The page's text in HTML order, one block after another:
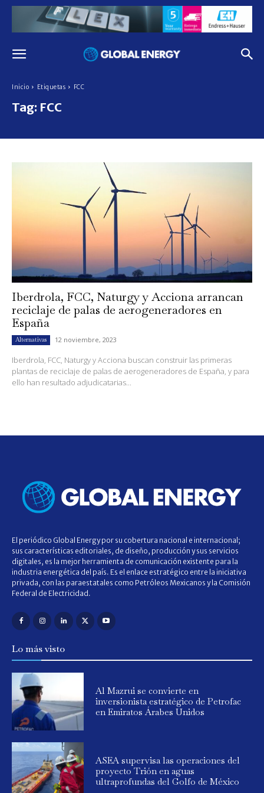
Inicio Etiquetas FCC
Tag: FCC
Iberdrola, FCC, Naturgy y Acciona arrancan
reciclaje de palas de aerogeneradores en
España
Alternativas 12 noviembre, 2023
Iberdrola, FCC, Naturgy y Acciona buscan construir las primeras
plantas de reciclaje de palas de aerogeneradores de España, y para
ello han resultado adjudicatarias...
El periódico Global Energy por su cobertura nacional e internacional;
sus características editoriales, de diseño, producción y sus servicios
digitales, es la mejor herramienta de comunicación existente para la
industria energética del país. Es el enlace estratégico entre la iniciativa
privada, con las paraestatales como Petróleos Mexicanos y la Comisión
Federal de Electricidad.
Lo más visto
Al Mazrui se convierte en
inversionista estratégico de Petrofac
en Emiratos Árabes Unidos
ASEA supervisa las operaciones del
proyecto Trión en aguas
ultraprofundas del Golfo de México